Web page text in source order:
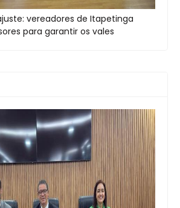
vereadores de Itapetinga
para garantir os vales